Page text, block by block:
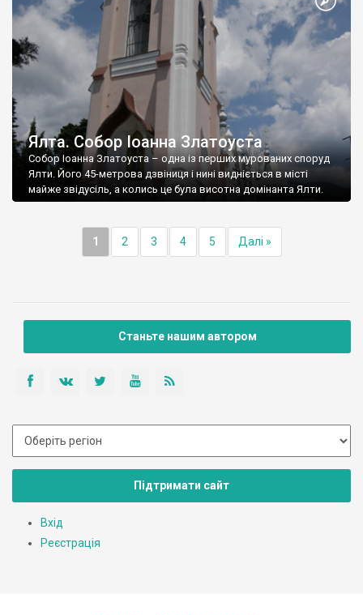
Ялта. Собор Іоанна Златоуста
Собор Іоанна Златоуста – одна із перших мурованих споруд
Ялти. Його 45-метрова дзвіниця і нині видніється в місті
майже звідусіль, а колись це була висотна домінанта Ялти.
1 2 3 4 5 Далі »
Станьте нашим автором
Підтримати сайт
Вхід
Реєстрація